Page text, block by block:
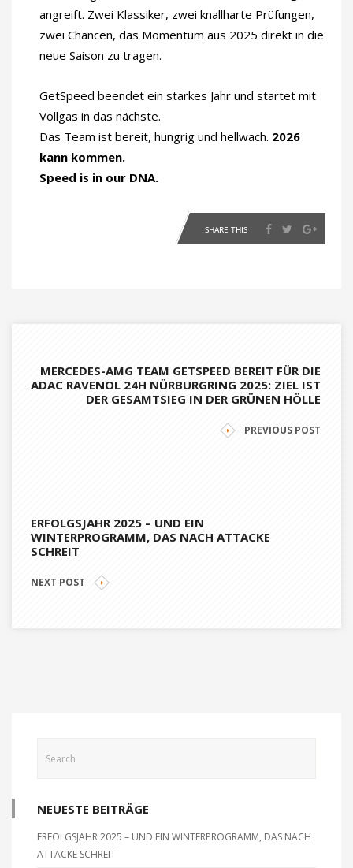
angreift. Zwei Klassiker, zwei knallharte Prüfungen,
zwei Chancen, das Momentum aus 2025 direkt in die
neue Saison zu tragen.
GetSpeed beendet ein starkes Jahr und startet mit
Vollgas in das nächste.
Das Team ist bereit, hungrig und hellwach. 2026
kann kommen.
Speed is in our DNA.
SHARE THIS
MERCEDES-AMG TEAM GETSPEED BEREIT FÜR DIE
ADAC RAVENOL 24H NÜRBURGRING 2025: ZIEL IST
DER GESAMTSIEG IN DER GRÜNEN HÖLLE
PREVIOUS POST
ERFOLGSJAHR 2025 – UND EIN
WINTERPROGRAMM, DAS NACH ATTACKE
SCHREIT
NEXT POST
NEUESTE BEITRÄGE
ERFOLGSJAHR 2025 – UND EIN WINTERPROGRAMM, DAS NACH
ATTACKE SCHREIT